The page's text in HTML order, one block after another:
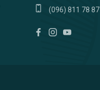
(096) 811 78 87